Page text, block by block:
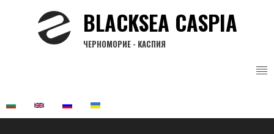
BLACKSEA CASPIA
ЧЕРНОМОРИЕ - КАСПИЯ